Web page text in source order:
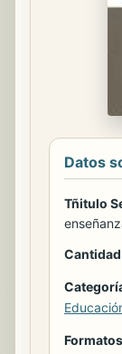
Datos
Tñitulo